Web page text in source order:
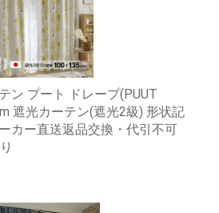
ン プート ドレープ(PUUT
遮光カーテン(遮光2級) 形状記
カー直送返品交換・代引不可